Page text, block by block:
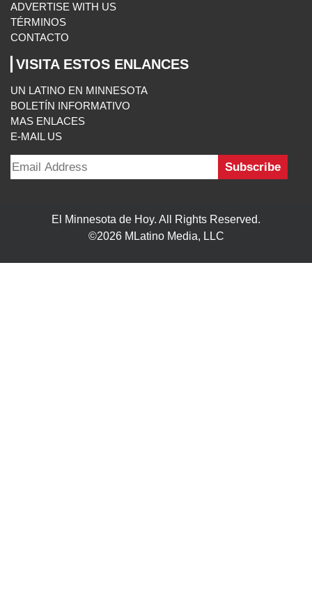
ADVERTISE WITH US
TÉRMINOS
CONTACTO
VISITA ESTOS ENLANCES
UN LATINO EN MINNESOTA
BOLETÍN INFORMATIVO
MAS ENLACES
E-MAIL US
El Minnesota de Hoy. All Rights Reserved.
©2026 MLatino Media, LLC